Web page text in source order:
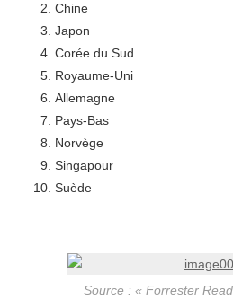
Chine
Japon
Corée du Sud
Royaume-Uni
Allemagne
Pays-Bas
Norvège
Singapour
Suède
Source : « Forrester